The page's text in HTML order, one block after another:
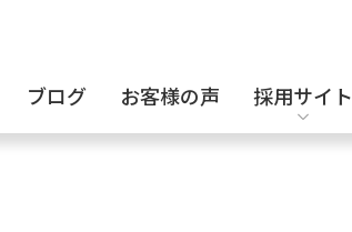
ブログ お客様の声 採用サイト